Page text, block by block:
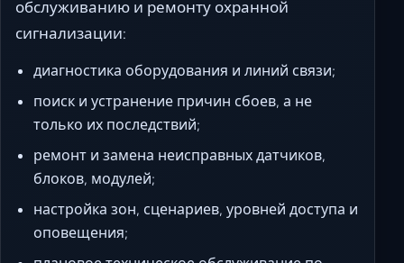
обслуживанию и ремонту охранной
сигнализации:
диагностика оборудования и линий связи;
поиск и устранение причин сбоев, а не
только их последствий;
ремонт и замена неисправных датчиков,
блоков, модулей;
настройка зон, сценариев, уровней доступа и
оповещения;